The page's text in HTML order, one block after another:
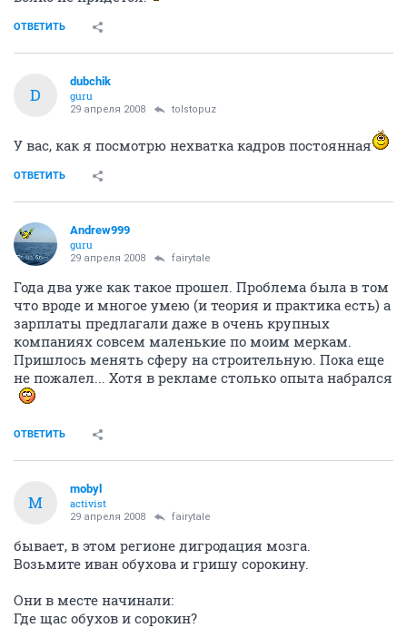
ОТВЕТИТЬ
D
dubchik
guru
29 апреля 2008 tolstopuz
У вас, как я посмотрю нехватка кадров постоянная
ОТВЕТИТЬ
Andrew999
guru
29 апреля 2008 fairytale
Года два уже как такое прошел. Проблема была в том
что вроде и многое умею (и теория и практика есть) а
зарплаты предлагали даже в очень крупных
компаниях совсем маленькие по моим меркам.
Пришлось менять сферу на строительную. Пока еще
не пожалел... Хотя в рекламе столько опыта набрался
ОТВЕТИТЬ
M
mobyl
activist
29 апреля 2008 fairytale
бывает, в этом регионе дигродация мозга.
Возьмите иван обухова и гришу сорокину.
Они в месте начинали:
Где щас обухов и сорокин?